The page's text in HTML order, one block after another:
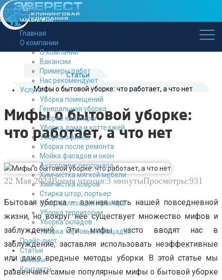
WhatsApp
Заказать
звонок+7 (843) 296-22-02
Главная
О компании
О компании
Вакансии
Примеры работ
Нас рекомендуют
Услуги
Уборка помещений
Генеральная уборка
Уборка квартиры
Уборка дома и коттеджей
Уборка офисов
Уборка после ремонта
Мойка фасадов и окон
Аутсорсинг персонала
Химчистка мягкой мебели
Химчистка ковров
Стирка штор, портьер
Кристаллизация мрамора
Уборка территории
Уборка складов
Уборка торговых площадей
Прайс-лист
Cтатьи
Отзывы
Контакты
Cтатьи
Мифы о бытовой уборке: что работает, а что нет
Мифы о бытовой уборке:
что работает, а что нет
22 Мая 2024Время чтения:3 минутыПросмотры:931
Бытовая уборка – важная часть нашей повседневной
жизни, но вокруг нее существует множество мифов и
заблуждений. Эти мифы часто вводят нас в
заблуждение, заставляя использовать неэффективные
или даже вредные методы уборки. В этой статье мы
развенчаем самые популярные мифы о бытовой уборке